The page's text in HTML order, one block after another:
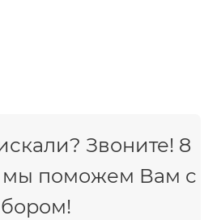
Звоните! 8
мы поможем Вам с